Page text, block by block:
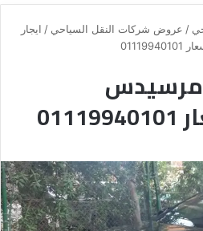
/ عروض شركات النقل السياحي / ايجار
مرسيدس